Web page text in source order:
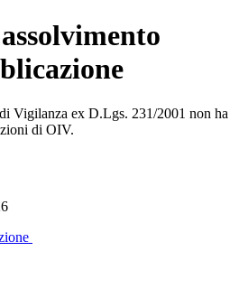
Vigilanza ex D.Lgs. 231/2001 non ha
di OIV.